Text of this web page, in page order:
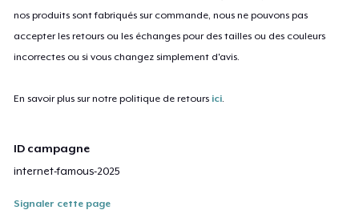
nos produits sont fabriqués sur commande, nous ne pouvons pas
accepter les retours ou les échanges pour des tailles ou des couleurs
incorrectes ou si vous changez simplement d'avis.
En savoir plus sur notre politique de retours ici
ID campagne
internet-famous-2025
Signaler cette page